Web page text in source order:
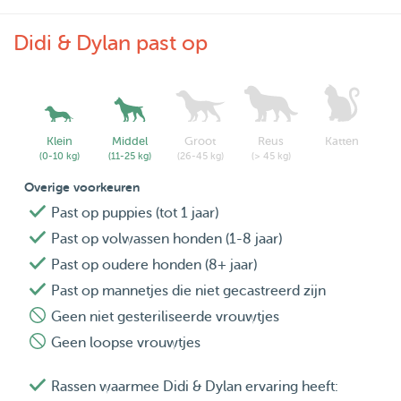
Wij nemen GEEN loopse teefjes aan of teefjes die nog niet
geholpen zijn!! Honden moeten goed met kleine kindjes
kunnen. Heel goed. Wij hebben een kleintje van 3 jaar (en
eentje onderweg) en vandaar wat meer eisen dan
jullie als baasjes goed kunnen inschatten of jouw
viervoeter bij ons gezin past.
Liefs van Didi, Dylan, Bowie
Wij kunnen ook knaagdieren opvangen. Prijzen in overleg.
Didi & Dylan past op
Klein
(0-10 kg)
Middel
(11-25 kg)
Groot
(26-45 kg)
Reus
(> 45 kg)
Katten
Overige voorkeuren
Past op puppies (tot 1 jaar)
Past op volwassen honden (1-8 jaar)
Past op oudere honden (8+ jaar)
Past op mannetjes die niet gecastreerd zijn
Geen niet gesteriliseerde vrouwtjes
Geen loopse vrouwtjes
Rassen waarmee Didi & Dylan ervaring heeft: